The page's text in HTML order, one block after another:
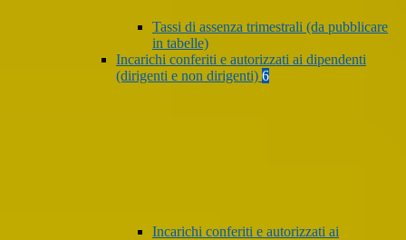
Tassi di assenza trimestrali (da pubblicare
in tabelle)
Incarichi conferiti e autorizzati ai dipendenti
(dirigenti e non dirigenti) 6
Incarichi conferiti e autorizzati ai